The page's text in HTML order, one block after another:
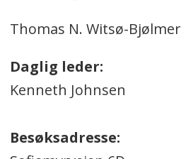
Thomas N. Witsø-Bjølmer
Daglig leder:
Kenneth Johnsen
Besøksadresse: